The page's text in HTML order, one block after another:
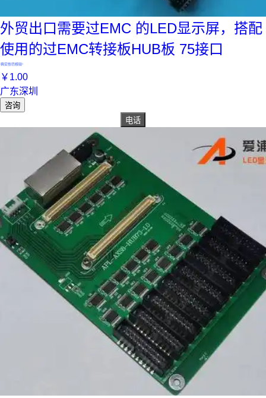
外贸出口需要过EMC 的LED显示屏，搭配
使用的过EMC转接板HUB板 75接口
真实性已核验
￥ 1.00
广东深圳
咨询
电话